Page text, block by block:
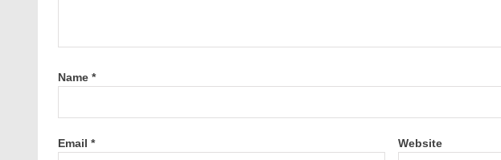
Name *
Email * Website